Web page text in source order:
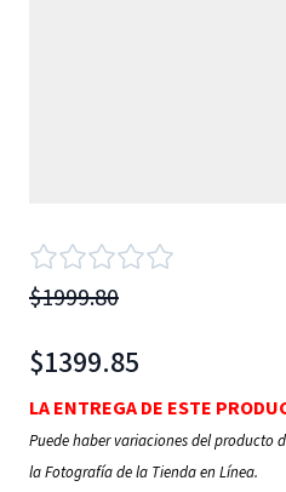
$1999.80
$1399.85
LA ENTREGA DE ESTE
Puede haber variaciones del producto
la Fotografía de la Tienda en Línea.